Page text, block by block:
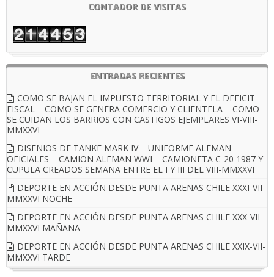
CONTADOR DE VISITAS
ENTRADAS RECIENTES
COMO SE BAJAN EL IMPUESTO TERRITORIAL Y EL DEFICIT
FISCAL – COMO SE GENERA COMERCIO Y CLIENTELA – COMO
SE CUIDAN LOS BARRIOS CON CASTIGOS EJEMPLARES VI-VIII-
MMXXVI
DISENIOS DE TANKE MARK IV – UNIFORME ALEMAN
OFICIALES – CAMION ALEMAN WWI – CAMIONETA C-20 1987 Y
CUPULA CREADOS SEMANA ENTRE EL I Y III DEL VIII-MMXXVI
DEPORTE EN ACCIÓN DESDE PUNTA ARENAS CHILE XXXI-VII-
MMXXVI NOCHE
DEPORTE EN ACCIÓN DESDE PUNTA ARENAS CHILE XXX-VII-
MMXXVI MAÑANA
DEPORTE EN ACCIÓN DESDE PUNTA ARENAS CHILE XXIX-VII-
MMXXVI TARDE